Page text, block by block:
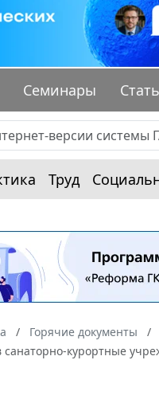
Семинары
Труд
Горячие документы
санаторно-курортные